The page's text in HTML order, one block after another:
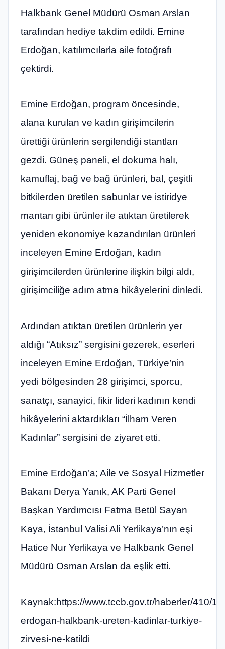
Halkbank Genel Müdürü Osman Arslan
tarafından hediye takdim edildi. Emine
Erdoğan, katılımcılarla aile fotoğrafı
çektirdi.
Emine Erdoğan, program öncesinde,
alana kurulan ve kadın girişimcilerin
ürettiği ürünlerin sergilendiği stantları
gezdi. Güneş paneli, el dokuma halı,
kamuflaj, bağ ve bağ ürünleri, bal, çeşitli
bitkilerden üretilen sabunlar ve istiridye
mantarı gibi ürünler ile atıktan üretilerek
yeniden ekonomiye kazandırılan ürünleri
inceleyen Emine Erdoğan, kadın
girişimcilerden ürünlerine ilişkin bilgi aldı,
girişimciliğe adım atma hikâyelerini dinledi.
Ardından atıktan üretilen ürünlerin yer
aldığı “Atıksız” sergisini gezerek, eserleri
inceleyen Emine Erdoğan, Türkiye’nin
yedi bölgesinden 28 girişimci, sporcu,
sanatçı, sanayici, fikir lideri kadının kendi
hikâyelerini aktardıkları “İlham Veren
Kadınlar” sergisini de ziyaret etti.
Emine Erdoğan’a; Aile ve Sosyal Hizmetler
Bakanı Derya Yanık, AK Parti Genel
Başkan Yardımcısı Fatma Betül Sayan
Kaya, İstanbul Valisi Ali Yerlikaya’nın eşi
Hatice Nur Yerlikaya ve Halkbank Genel
Müdürü Osman Arslan da eşlik etti.
Kaynak:https://www.tccb.gov.tr/haberler/410/
erdogan-halkbank-ureten-kadinlar-turkiye-
zirvesi-ne-katildi